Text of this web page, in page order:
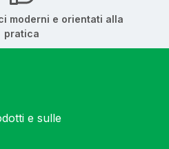
moderni e orientati alla
pratica
e sulle